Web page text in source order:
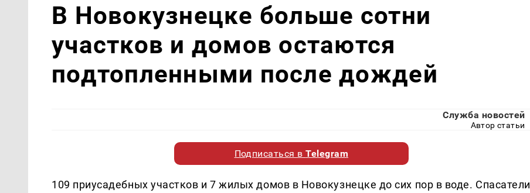
В Новокузнецке больше сотни
участков и домов остаются
подтопленными после дождей
Служба новостей
Автор статьи
Подписаться вTelegram
109 приусадебных участков и 7 жилых домов в Новокузнецке до сих пор в воде. Спасатели